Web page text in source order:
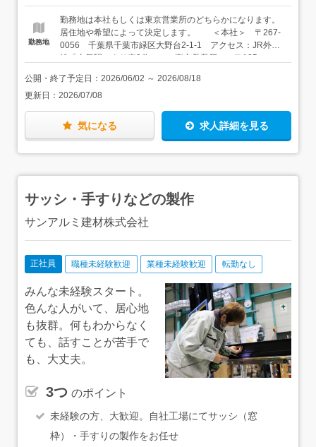
との価格・納期交渉や、営業・工場・工事部との社内連携
など、社内外の連絡や調整をお任せします。★資材調達ス
タッフは、本社（千葉）と東京営業所で男女3名ずつが活
躍中。
勤務地
勤務地は本社もしくは東京営業所のどちらかになります。
居住地や希望によって決定します。 ＜本社＞ 〒267-
0056 千葉県千葉市緑区大野台2-1-1 アクセス：JR外房
線「土気駅」より車9分 ＜東京営業所＞ 〒125-
有駅」より徒歩14分／車5分 ★転勤なし ★本社：車
通勤OK（駐車場完備）
公開・終了予定日： 2026/06/02 ～ 2026/08/18
更新日： 2026/07/08
気になる 求人詳細を見る
サッシ・手すりなどの製作
サンアルミ建材株式会社
正社員 職種未経験歓迎 業種未経験歓迎 転勤なし
みんな未経験スタート。
色んな人がいて、居心地
も抜群。何もわからなく
ても、話すことが苦手で
も、大丈夫。
3つ のポイント
未経験の方、大歓迎。自社工場にてサッシ（窓
枠）・手すりの製作をお任せ